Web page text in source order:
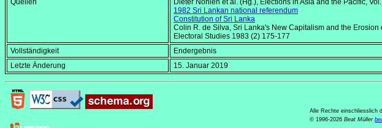
Quellen Dieter Nohlen et al. (Hg.), Elections in Asia and the Pacific,
1982 Sri Lankan national referendum
Constitution of Sri Lanka
Colin R. de Silva, Sri Lanka's New Capitalism and the Erosion
Electoral Studies 1983 (2) 175-177
Vollständigkeit
Endergebnis
Letzte Änderung
15. Januar 2019
Alle Rechte einschliesslich
© 1996-2026 Beat Müller